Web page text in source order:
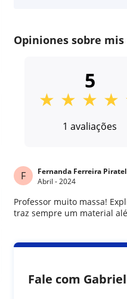
Opiniones sobre mis
5
★ ★ ★ ★
1 avaliações
F
Fernanda Ferreira
Abril - 2024
Professor muito massa!
traz sempre um material
Fale com Gabriel